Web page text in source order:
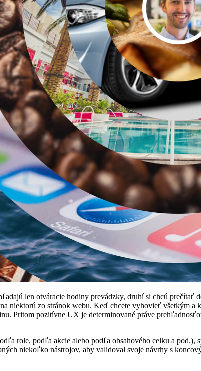
len otváracie hodiny prevádzky, druhí si chcú prečítať
niektorú zo stránok webu. Keď chcete vyhovieť všetkým a
Pritom pozitívne UX je determinované práve
role, podľa akcie alebo podľa obsahového celku a pod.),
niekoľko nástrojov, aby validoval svoje návrhy s